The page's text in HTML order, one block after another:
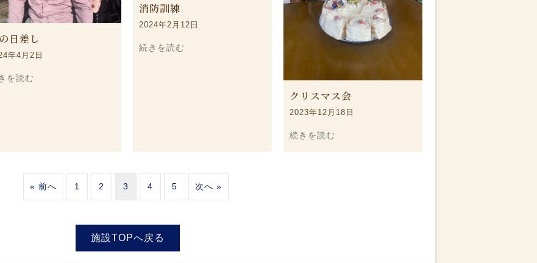
日差し
年4月2日
を読む
消防訓練
2024年2月12日
続きを読む
クリスマス会
2023年12月18日
続きを読む
« 前へ 1 2 3 4 5 次へ »
施設TOPへ戻る